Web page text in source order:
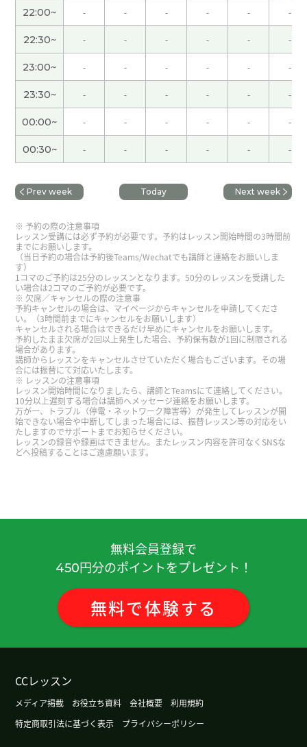
我觉得选择一个能充分发挥自身能力的好的专业，
这一点确实很重要。下节课再见。
( 50代 男性 )
年轻时，我常为了看深夜的体育直播而熬夜，但现
在早睡比这更重要😁。下节课见。
( 50代 男性 )
谢谢老师总是鼓励我。我会继续努力。( 女性 )
下次见吧。
( 男性 )
辛苦了。好好享受假期～。
いつも楽しく授業してくださってありがとうござい
ます！我们下节课见~
在我们日本这里，小朋友会直接走进稻田，徒手抓
青蛙呢😂。下节课再见。( 50代 男性 )
辛苦了～。周末愉快！下节课再见。 ( 50代 男性 )
这个周末身体状况好了一些，跑步速度也恢复了一
些，感觉很不错。下节课再见！ ( 50代 男性 )
中国有很多零食，看起来都很好吃。而且传统的。
( 50代 男性 )
课见！( 50代 男性 )
今天辛苦了～，下节课见。
保护和保障消费者权益本來是件好事，但最近却出
现了过度保护的情况，导致对企业而言变得不公平
22:00~ - - - - - -
22:30~ - - - - - -
23:00~ - - - - - -
23:30~ - - - - - -
00:00~ - - - - - -
00:30~ - - - - - -
Prev week Today Next week
予約の際の注意事項
レッスン受講には必ず予約が必要です。予約はレッスン開始時間の3時間前
までにお願いします。
（当日予約の場合は予約後Teams/Wechatでも講師と連絡をお願いしま
す）
1コマのご予約は25分のレッスンとなります。50分のレッスンを受講した
い場合は2コマのご予約が必要です。
欠席／キャンセルの際の注意事
予約キャンセルの場合は、マイページからキャンセルを申請してくださ
い。（3時間前までにキャンセルをお願いします）
キャンセルされる場合はできるだけ早めにキャンセルをお願いします。
予約したまま欠席が2回以上発生した場合、予約保有数が1回に制限される
場合があります。
講師からレッスンをキャンセルさせていただく場合もございます。その場
合には振替にて対応いたします。
レッスンの注意事項
レッスン開始時間になりましたら、講師とTeamsにて連絡してください。
10分以上遅刻する場合は講師へメッセージ連絡をお願いします。
万が一、トラブル（停電・ネットワーク障害等）が発生してレッスンが開
始できない場合や中断してしまった場合には、振替レッスン等の対応をい
たしますのでサポートまでお知らせください。
レッスンの録音や録画はできません。またレッスン内容を許可なくSNSな
どへ投稿することはご遠慮願います。
無料会員登録で
450円分のポイントをプレゼント！
無料で体験する
CCレッスン
メディア掲載 お役立ち資料 会社概要
利用規約
特定商取引法に基づく表示
プライバシーポリシー